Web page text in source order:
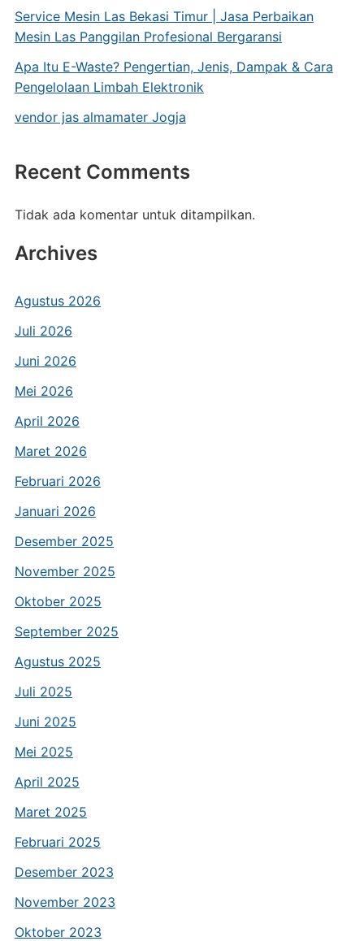
Service Mesin Las Bekasi Timur | Jasa Perbaikan
Mesin Las Panggilan Profesional Bergaransi
Apa Itu E-Waste? Pengertian, Jenis, Dampak & Cara
Pengelolaan Limbah Elektronik
vendor jas almamater Jogja
Recent Comments
Tidak ada komentar untuk ditampilkan.
Archives
Agustus 2026
Juli 2026
Juni 2026
Mei 2026
April 2026
Maret 2026
Februari 2026
Januari 2026
Desember 2025
November 2025
Oktober 2025
September 2025
Agustus 2025
Juli 2025
Juni 2025
Mei 2025
April 2025
Maret 2025
Februari 2025
Desember 2023
November 2023
Oktober 2023